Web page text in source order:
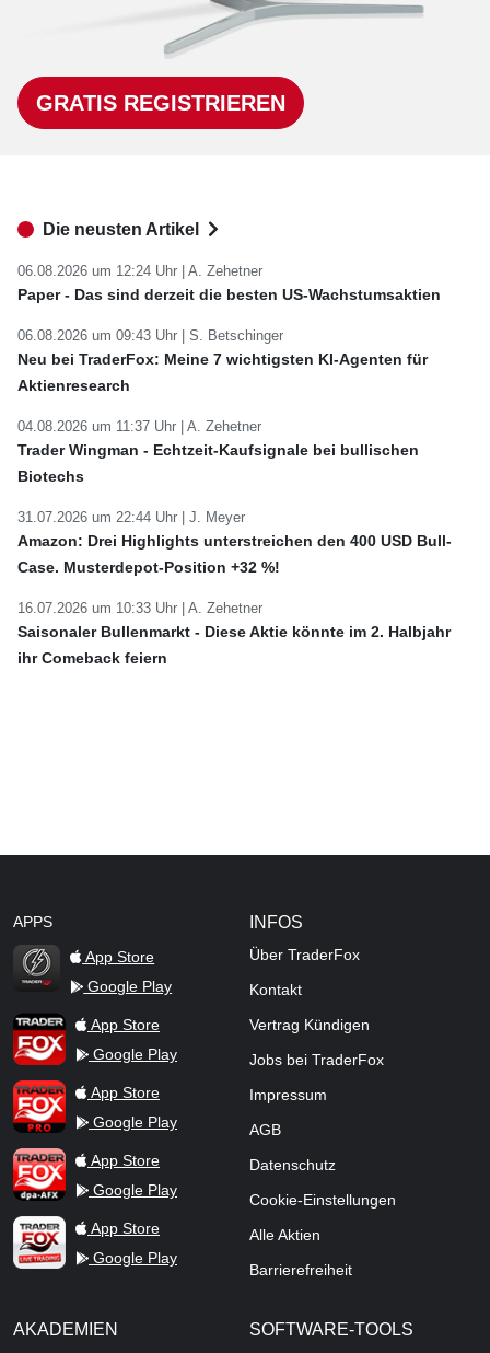
GRATIS REGISTRIEREN
Die neusten Artikel
06.08.2026 um 12:24 Uhr | A. Zehetner
Paper - Das sind derzeit die besten US-Wachstumsaktien
06.08.2026 um 09:43 Uhr | S. Betschinger
Neu bei TraderFox: Meine 7 wichtigsten KI-Agenten für
Aktienresearch
04.08.2026 um 11:37 Uhr | A. Zehetner
Trader Wingman - Echtzeit-Kaufsignale bei bullischen
Biotechs
31.07.2026 um 22:44 Uhr | J. Meyer
Amazon: Drei Highlights unterstreichen den 400 USD Bull-
Case. Musterdepot-Position +32 %!
16.07.2026 um 10:33 Uhr | A. Zehetner
Saisonaler Bullenmarkt - Diese Aktie könnte im 2. Halbjahr
ihr Comeback feiern
APPS
TraderFox Flash
App Store
Google Play
TraderFox AppApp Store
Google Play
TraderFox ProApp Store
Google Play
TraderFox dpa-AFX ProFeed
App Store
Google Play
TraderFox Live Trading
App Store
Google Play
INFOS
Über TraderFox
Kontakt
Vertrag Kündigen
Jobs bei TraderFox
Impressum
AGB
Datenschutz
Cookie-Einstellungen
Alle Aktien
Barrierefreiheit
AKADEMIEN SOFTWARE-TOOLS